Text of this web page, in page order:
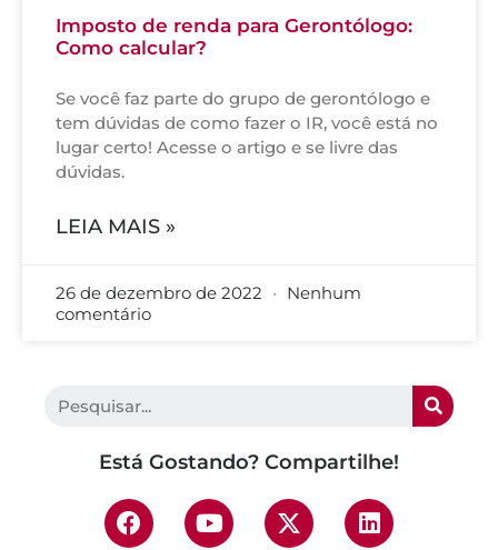
Imposto de renda para Gerontólogo:
Como calcular?
Se você faz parte do grupo de gerontólogo e
tem dúvidas de como fazer o IR, você está no
lugar certo! Acesse o artigo e se livre das
dúvidas.
LEIA MAIS »
26 de dezembro de 2022
Nenhum
comentário
Está Gostando? Compartilhe!